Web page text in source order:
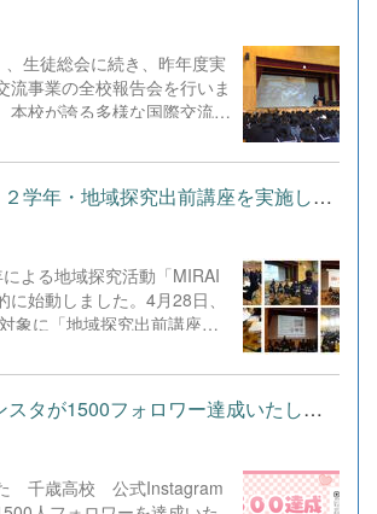
生徒総会に続き、昨年度実
流事業の全校報告会を行いま
本校が誇る多様な国際交流プ
全校生徒に向けてその成果を
発表されたのは、姉妹校で
校とのオンライン交流、台湾
の絆を深めた交流事業、「ア
アラスカ州ダイモンド高校か
留学生、ジャズミンさんによ
。 どの発表も、単なる活動
変化したか」という深い内面
ものでした。特にアジア架け
に参加した山田愛莉さんは、
けでなく、普通科や国際流通
です！」と力強く語り、学科
【MIRAI探究】２学年・地域探究出前講座を実施しました
よる地域探究活動「MIRAI
に始動しました。4月28日、
象に「地域探究出前講座」
にとって大きな節目となる
港100年&times;〇〇」を共
掲げています。講師には、株
の皆様、および千歳市役所の
半では、まず探究活動を
千歳高校のインスタが1500フォロワー達成いたしました。
千歳高校 公式Instagram